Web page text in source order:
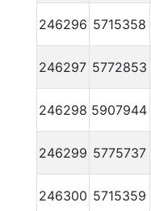
246296 5715358
246297 5772853
246298 5907944
246299 5775737
246300 5715359